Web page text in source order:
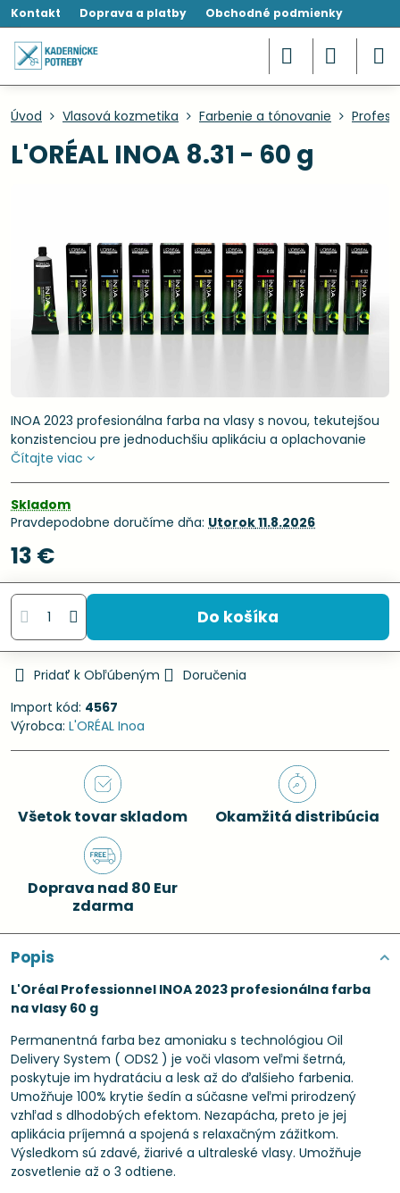
Kontakt Doprava a platby Obchodné podmienky
Úvod Vlasová kozmetika Farbenie a tónovanie
L'ORÉAL INOA 8.31 - 60 g
INOA 2023 profesionálna farba na vlasy s novou, tekutejšou
konzistenciou pre jednoduchšiu aplikáciu a oplachovanie
Čítajte viac
Skladom
Pravdepodobne doručíme dňa: Utorok11.8.2026
13 €
Do košíka
Pridať k Obľúbeným
Doručenia
Import kód: 4567
Výrobca: L'ORÉAL Inoa
Všetok tovar skladom Okamžitá distribúcia
Doprava nad 80 Eur
zdarma
Popis
L'Oréal Professionnel INOA 2023 profesionálna farba
na vlasy 60 g
Permanentná farba bez amoniaku s technológiou Oil
Delivery System ( ODS2 ) je voči vlasom veľmi šetrná,
poskytuje im hydratáciu a lesk až do ďalšieho farbenia.
Umožňuje 100% krytie šedín a súčasne veľmi prirodzený
vzhľad s dlhodobých efektom. Nezapácha, preto je jej
aplikácia príjemná a spojená s relaxačným zážitkom.
Výsledkom sú zdavé, žiarivé a ultraleské vlasy. Umožňuje
zosvetlenie až o 3 odtiene.